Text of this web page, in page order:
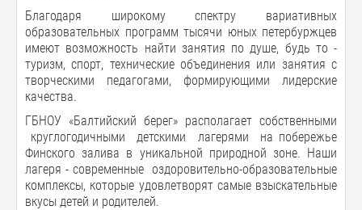
Благодаря широкому спектру вариативных
образовательных программ тысячи юных петербуржцев
имеют возможность найти занятия по душе, будь то -
туризм, спорт, технические объединения или занятия с
творческими педагогами, формирующими лидерские
качества.
ГБНОУ «Балтийский берег» располагает собственными
круглогодичными детскими лагерями на побережье
Финского залива в уникальной природной зоне. Наши
лагеря - современные оздоровительно-образовательные
комплексы, которые удовлетворят самые взыскательные
вкусы детей и родителей.